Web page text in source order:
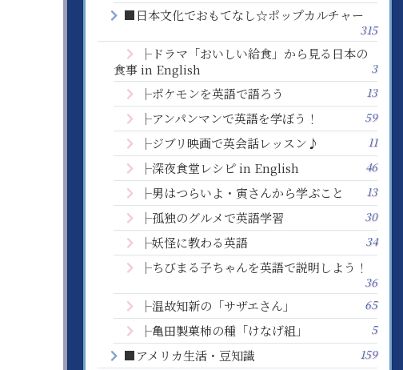
■日本文化でおもてなし☆ポップカルチャー
315
├ドラマ「おいしい給食」から見る日本の
食事 in English
3
├ポケモンを英語で語ろう 13
├アンパンマンで英語を学ぼう！ 59
├ジブリ映画で英会話レッスン♪ 11
├深夜食堂レシピ in English 46
├男はつらいよ・寅さんから学ぶこと 13
├孤独のグルメで英語学習 30
├妖怪に教わる英語 34
├ちびまる子ちゃんを英語で説明しよう！
36
├温故知新の「サザエさん」 65
├亀田製菓柿の種「けなげ組」 5
■アメリカ生活・豆知識 159